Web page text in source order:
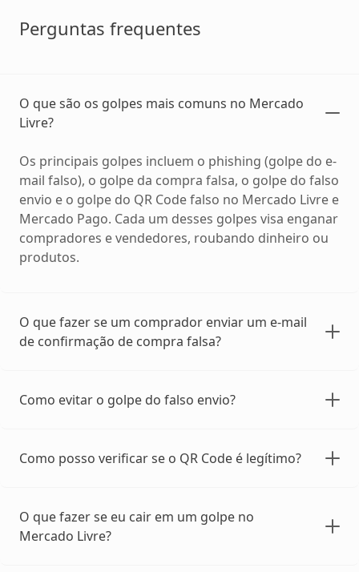
Perguntas frequentes
O que são os golpes mais comuns no Mercado
Livre?
Os principais golpes incluem o phishing (golpe do e-
mail falso), o golpe da compra falsa, o golpe do falso
envio e o golpe do QR Code falso no Mercado Livre e
Mercado Pago. Cada um desses golpes visa enganar
compradores e vendedores, roubando dinheiro ou
produtos.
O que fazer se um comprador enviar um e-mail
de confirmação de compra falsa?
Como evitar o golpe do falso envio?
Como posso verificar se o QR Code é legítimo?
O que fazer se eu cair em um golpe no
Mercado Livre?